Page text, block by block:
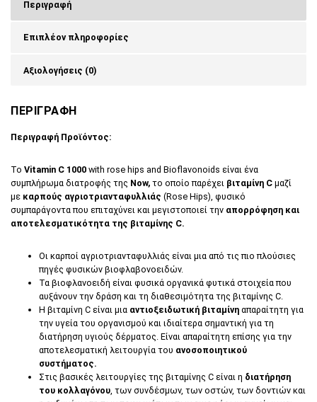
Περιγραφή
Επιπλέον πληροφορίες
Αξιολογήσεις (0)
ΠΕΡΙΓΡΑΦΗ
Περιγραφή Προϊόντος:
Το Vitamin C 1000 with rose hips and Bioflavonoids είναι ένα
συμπλήρωμα διατροφής της Now, το οποίο παρέχει βιταμίνη C μαζί
με καρπούς αγριοτριανταφυλλιάς (Rose Hips), φυσικό
συμπαράγοντα που επιταχύνει και μεγιστοποιεί την απορρόφηση και
αποτελεσματικότητα της βιταμίνης C.
Οι καρποί αγριοτριανταφυλλιάς είναι μια από τις πιο πλούσιες
πηγές φυσικών βιοφλαβονοειδών.
Τα βιοφλανοειδή είναι φυσικά οργανικά φυτικά στοιχεία που
αυξάνουν την δράση και τη διαθεσιμότητα της βιταμίνης C.
Η βιταμίνη C είναι μια αντιοξειδωτική βιταμίνη απαραίτητη για
την υγεία του οργανισμού και ιδιαίτερα σημαντική για τη
διατήρηση υγιούς δέρματος. Είναι απαραίτητη επίσης για την
αποτελεσματική λειτουργία του ανοσοποιητικού
συστήματος.
Στις βασικές λειτουργίες της βιταμίνης C είναι η διατήρηση
του κολλαγόνου, των συνδέσμων, των οστών, των δοντιών και